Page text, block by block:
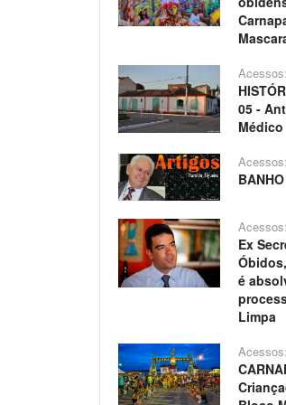
05 -
Ex
é
Limpa